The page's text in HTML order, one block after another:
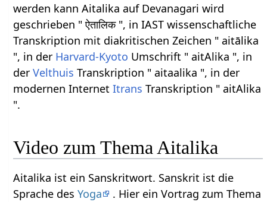
werden kann Aitalika auf Devanagari wird
geschrieben " ऐतालिक ", in IAST wissenschaftliche
Transkription mit diakritischen Zeichen " aitālika
", in der Harvard-Kyoto Umschrift " aitAlika ", in
derVelthuis Transkription " aitaalika ", in der
modernen InternetItrans Transkription " aitAlika
".
Video zum Thema Aitalika
Aitalika ist ein Sanskritwort. Sanskrit ist die
Sprache desYoga
. Hier ein Vortrag zum Thema